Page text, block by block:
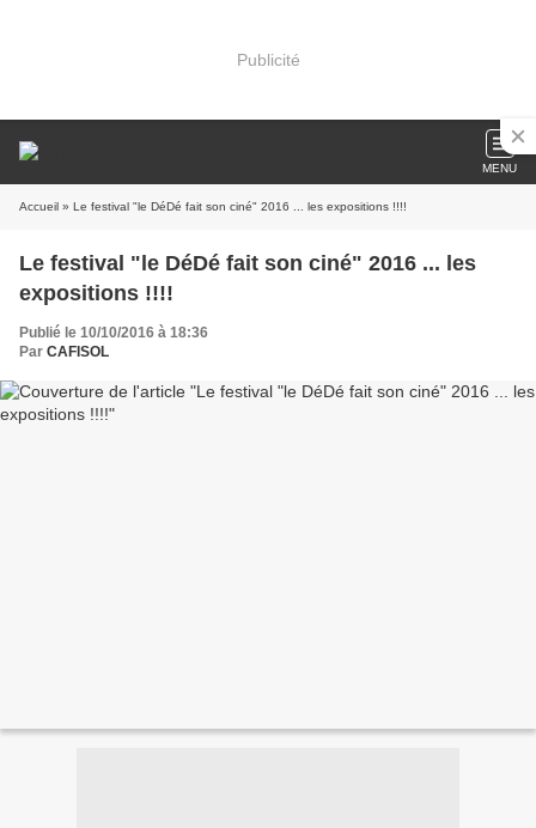
Publicité
MENU
Accueil » Le festival "le DéDé fait son ciné" 2016 ... les expositions !!!!
Le festival "le DéDé fait son ciné" 2016 ... les
expositions !!!!
Publié le 10/10/2016 à 18:36
Par CAFISOL